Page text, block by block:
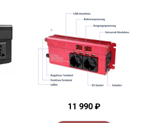
11 990 ₽